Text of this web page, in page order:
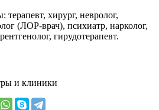
хирург, невролог,
(ЛОР-врач), психиатр, нарколог,
гирудотерапевт.
и клиники